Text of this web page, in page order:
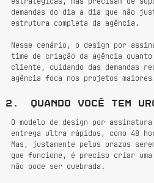
demandas do dia a dia que não
estrutura completa da agência.
Nesse cenário, o design por
time de criação da agência
cliente, cuidando das demandas
agência foca nos projetos
Quando você tem
O modelo de design por
entrega ultra rápidos, como 48
Mas, justamente pelos prazos
que funcione, é preciso criar
não pode ser quebrada.